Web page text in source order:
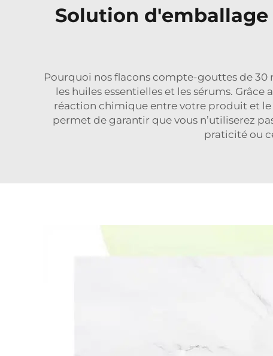
Solution
Pourquoi nos flacons compte-gouttes de
les huiles essentielles et les sérums.
réaction chimique entre votre produit et
permet de garantir que vous n’utiliserez
praticité ou